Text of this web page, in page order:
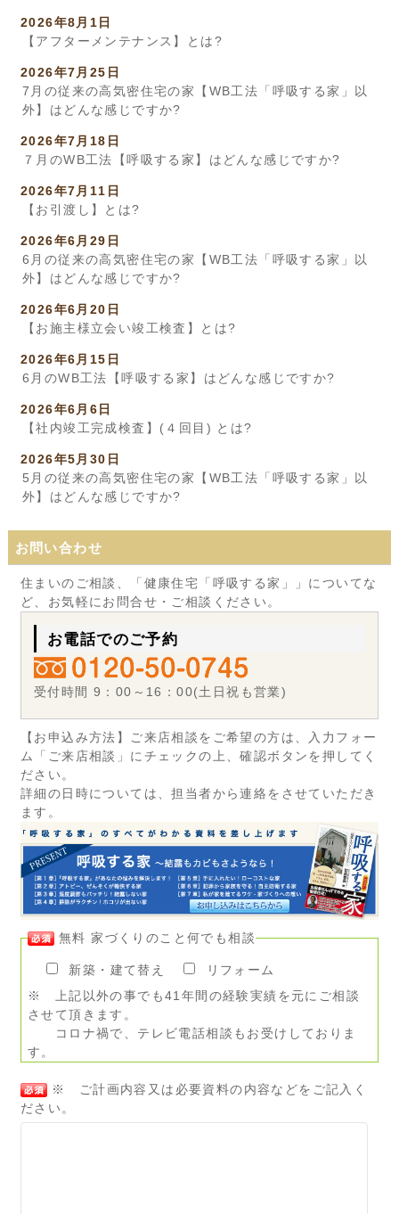
2026年8月1日
【アフターメンテナンス】とは?
2026年7月25日
7月の従来の高気密住宅の家【WB工法「呼吸する家」以
外】はどんな感じですか?
2026年7月18日
７月のWB工法【呼吸する家】はどんな感じですか?
2026年7月11日
【お引渡し】とは?
2026年6月29日
6月の従来の高気密住宅の家【WB工法「呼吸する家」以
外】はどんな感じですか?
2026年6月20日
【お施主様立会い竣工検査】とは?
2026年6月15日
6月のWB工法【呼吸する家】はどんな感じですか?
2026年6月6日
【社内竣工完成検査】(４回目) とは?
2026年5月30日
5月の従来の高気密住宅の家【WB工法「呼吸する家」以
外】はどんな感じですか?
お問い合わせ
住まいのご相談、「健康住宅「呼吸する家」」についてな
ど、お気軽にお問合せ・ご相談ください。
お電話でのご予約
受付時間 9：00～16：00(土日祝も営業)
【お申込み方法】ご来店相談をご希望の方は、入力フォー
ム「ご来店相談」にチェックの上、確認ボタンを押してく
ださい。
詳細の日時については、担当者から連絡をさせていただき
ます。
無料 家づくりのこと何でも相談
新築・建て替え
リフォーム
※ 上記以外の事でも41年間の経験実績を元にご相談
させて頂きます。
コロナ禍で、テレビ電話相談もお受けしておりま
す。
※ ご計画内容又は必要資料の内容などをご記入く
ださい。